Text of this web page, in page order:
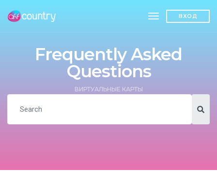
toggleВХОД
Frequently Asked
Questions
ВИРТУАЛЬНЫЕ КАРТЫ